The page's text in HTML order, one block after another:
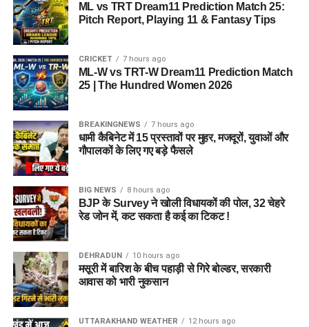
ML vs TRT Dream11 Prediction Match 25:
Pitch Report, Playing 11 & Fantasy Tips
CRICKET 7 hours ago
ML-W vs TRT-W Dream11 Prediction Match
25 | The Hundred Women 2026
BREAKINGNEWS 7 hours ago
धामी कैबिनेट में 15 प्रस्तावों पर मुहर, मजदूरों, युवाओं और
गौपालकों के लिए गए बड़े फैसले
BIG NEWS 8 hours ago
BJP के Survey ने खोली विधायकों की पोल, 32 चेहरे
रेड जोन में, कट सकता है कई का टिकट !
DEHRADUN 10 hours ago
मसूरी में बारिश के बीच पहाड़ी से गिरे बोल्डर, सरकारी
आवास को भारी नुकसान
UTTARAKHAND WEATHER 12 hours ago